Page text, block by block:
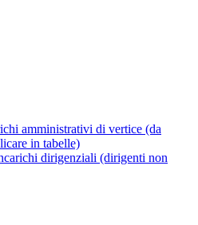
amministrativi di vertice (da
in tabelle)
dirigenziali (dirigenti non